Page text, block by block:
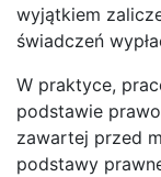
wyjątkiem
świadczeń
W praktyce,
podstawie
zawartej przed
podstawy